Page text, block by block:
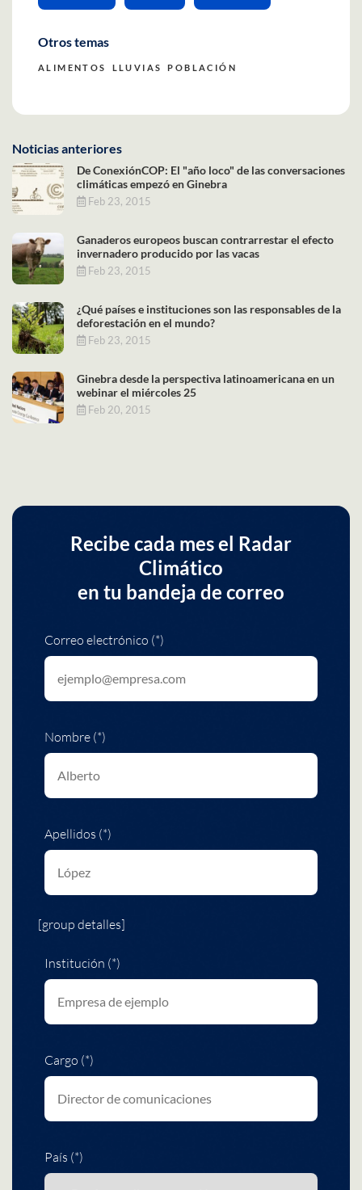
Otros temas
ALIMENTOS LLUVIAS POBLACIÓN
Noticias anteriores
De ConexiónCOP: El "año loco" de las conversaciones
climáticas empezó en Ginebra
Feb 23, 2015
Ganaderos europeos buscan contrarrestar el efecto
invernadero producido por las vacas
Feb 23, 2015
¿Qué países e instituciones son las responsables de la
deforestación en el mundo?
Feb 23, 2015
Ginebra desde la perspectiva latinoamericana en un
webinar el miércoles 25
Feb 20, 2015
Recibe cada mes el Radar
Climático
en tu bandeja de correo
Correo electrónico (*)
Nombre (*)
Apellidos (*)
[group detalles]
Institución (*)
Cargo (*)
País (*)